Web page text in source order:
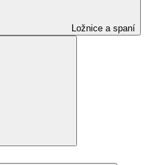
Ložnice a spaní